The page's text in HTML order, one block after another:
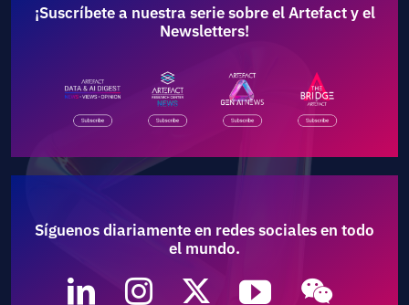
¡Suscríbete a nuestra serie sobre el Artefact y el
Newsletters!
Síguenos diariamente en redes sociales en todo
el mundo.